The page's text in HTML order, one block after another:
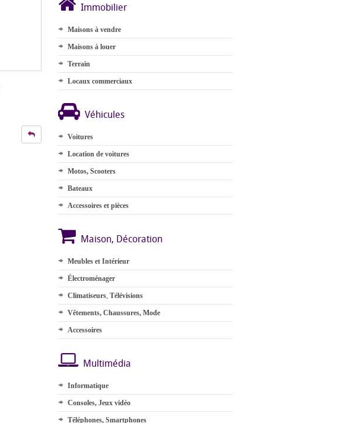
Immobilier
Maisons à vendre
Maisons à louer
Terrain
Locaux commerciaux
Véhicules
Voitures
Location de voitures
Motos, Scooters
Bateaux
Accessoires et pièces
Maison, Décoration
Meubles et Intérieur
Électroménager
Climatiseurs, Télévisions
Vêtements, Chaussures, Mode
Accessoires
Multimédia
Informatique
Consoles, Jeux vidéo
Téléphones, Smartphones